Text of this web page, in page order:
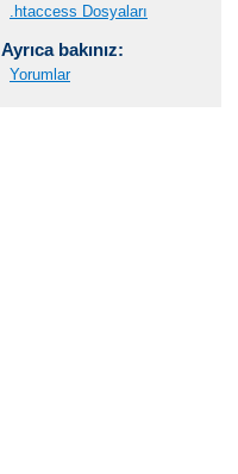
.htaccess Dosyaları
Ayrıca bakınız:
Yorumlar